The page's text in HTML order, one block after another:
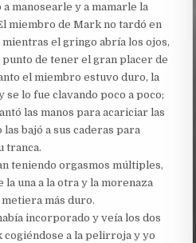
manosearle y a mamarle la
miembro de Mark no tardó en
el gringo abría los ojos,
punto de tener el gran placer de
el miembro estuvo duro, la
lo fue clavando poco a poco;
las manos para acariciar las
bajó a sus caderas para
tranca.
teniendo orgasmos múltiples,
una a la otra y la morenaza
más duro.
incorporado y veía los dos
cogiéndose a la pelirroja y yo